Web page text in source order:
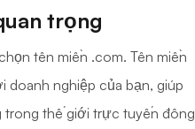
trọng
tên miền .com. Tên miền
doanh nghiệp của bạn, giúp
trong thế giới trực tuyến đông